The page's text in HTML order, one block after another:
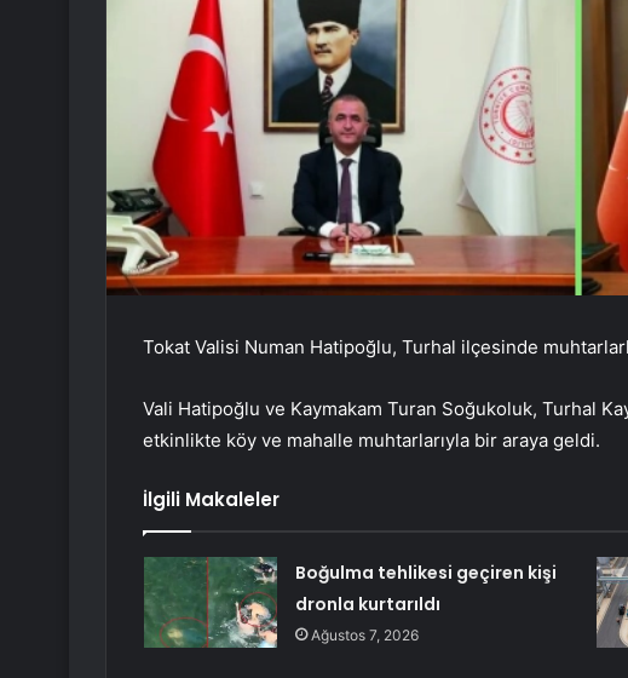
Tokat Valisi Numan Hatipoğlu, Turhal ilçesinde
Vali Hatipoğlu ve Kaymakam Turan Soğukoluk, Turhal
etkinlikte köy ve mahalle muhtarlarıyla bir araya geldi.
İlgili Makaleler
Boğulma tehlikesi geçiren kişi
dronla kurtarıldı
Ağustos 7, 2026